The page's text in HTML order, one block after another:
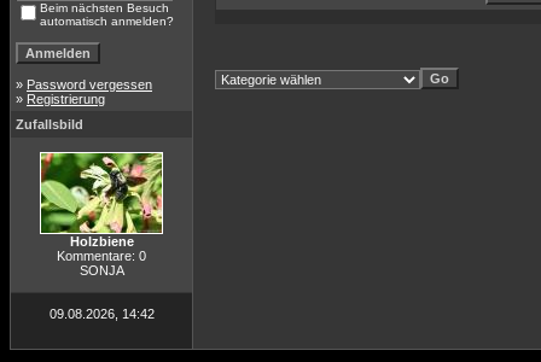
Beim nächsten Besuch
automatisch anmelden?
» Password vergessen
» Registrierung
Zufallsbild
Holzbiene
Kommentare: 0
SONJA
09.08.2026, 14:42